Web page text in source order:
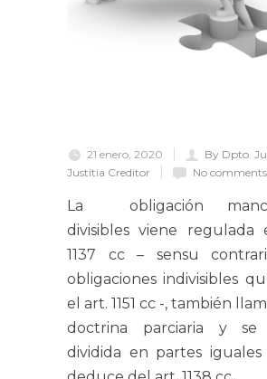
21 enero, 2020
By Dpto.
Justitia Creditor
No
La obligación
divisibles viene
1137 cc – sensu
obligaciones indivisibles
el art. 1151 cc -, también
doctrina parciaria y se
dividida en partes iguales